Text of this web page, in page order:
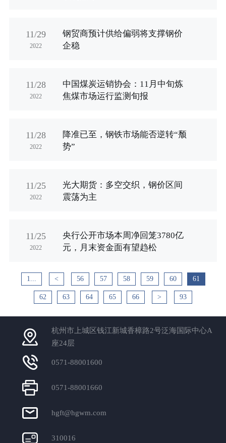
11/29
2022
钢贸商预计供给偏弱将支撑钢价
企稳
11/28
2022
中国煤炭运销协会：11月中旬炼
焦煤市场运行监测旬报
11/28
2022
降准已至，钢铁市场能否逆转“颓
势”
11/25
2022
光大期货：多空交织，钢价区间
震荡为主
11/25
2022
央行公开市场本周净回笼3780亿
元，月末资金面有望趋松
1... < 56 57 58 59 60 61
62 63 64 65 66 > 93
杭州市上城区钱江新城香樟路2号泛海国际中心A
座24层
0571-88001600
0571-88001660
hgft@hgwm.com
310016